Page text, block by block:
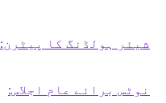
شیئر ہولڈنگ کا پیٹرن:
نوٹس برائے عام اجلاس: